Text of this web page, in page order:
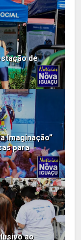
de
Imaginação”
para
ao